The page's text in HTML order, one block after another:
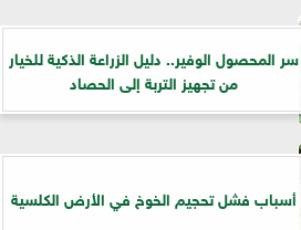
سر المحصول الوفير.. دليل الزراعة الذكية للخيار
من تجهيز التربة إلى الحصاد
أسباب فشل تحجيم الخوخ في الأرض الكلسية